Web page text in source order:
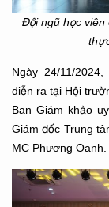
Đội ngũ học
Ngày 24/11/
diễn ra tại Hội
Ban Giám khảo
Giám đốc Trung
MC Phương Oanh.